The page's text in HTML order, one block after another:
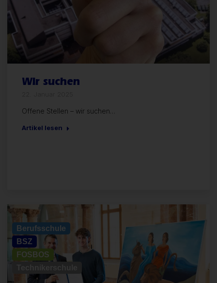
Wir suchen
Offene Stellen – wir suchen…
Artikel lesen
Allgemein
Berufsschule
BSZ
FOSBOS